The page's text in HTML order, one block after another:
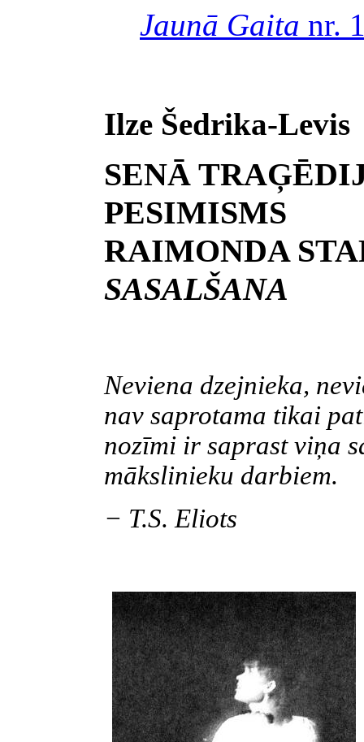
Jaunā Gaita nr.
Ilze Šedrika-Levis
SENĀ
PESIMISMS
RAIMONDA
SASALŠANA
Neviena dzejnieka,
nav saprotama tikai
nozīmi ir saprast viņa
mākslinieku darbiem.
− T.S. Eliots